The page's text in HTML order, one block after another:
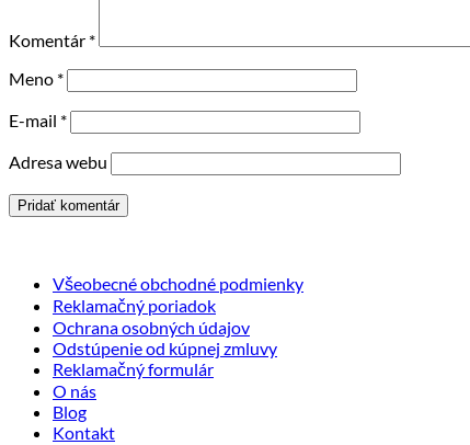
Komentár *
Meno *
E-mail *
Adresa webu
Všeobecné obchodné podmienky
Reklamačný poriadok
Ochrana osobných údajov
Odstúpenie od kúpnej zmluvy
Reklamačný formulár
O nás
Blog
Kontakt